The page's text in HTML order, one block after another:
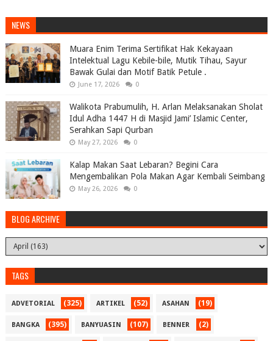
NEWS
Muara Enim Terima Sertifikat Hak Kekayaan
Intelektual Lagu Kebile-bile, Mutik Tihau, Sayur
Bawak Gulai dan Motif Batik Petule .
June 17, 2026 0
Walikota Prabumulih, H. Arlan Melaksanakan Sholat
Idul Adha 1447 H di Masjid Jami’ Islamic Center,
Serahkan Sapi Qurban
May 27, 2026 0
Kalap Makan Saat Lebaran? Begini Cara
Mengembalikan Pola Makan Agar Kembali Seimbang
May 26, 2026 0
BLOG ARCHIVE
TAGS
ADVETORIAL (325) ARTIKEL (52) ASAHAN (19)
BANGKA (395) BANYUASIN (107) BENNER (2)